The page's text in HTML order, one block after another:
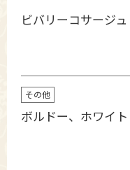
ビバリーコサージ
その他
ボルドー、ホワイト